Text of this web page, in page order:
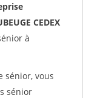
CEDEX
à
sénior, vous
sénior